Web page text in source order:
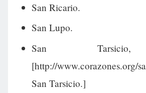
San Ricario.
San Lupo.
San
[http://www.corazones.org/
San Tarsicio.]